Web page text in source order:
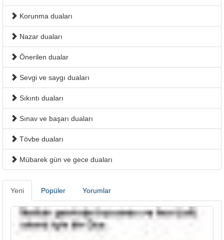
Korunma duaları
Nazar duaları
Önerilen dualar
Sevgi ve saygı duaları
Sıkıntı duaları
Sınav ve başarı duaları
Tövbe duaları
Mübarek gün ve gece duaları
Yeni Popüler Yorumlar